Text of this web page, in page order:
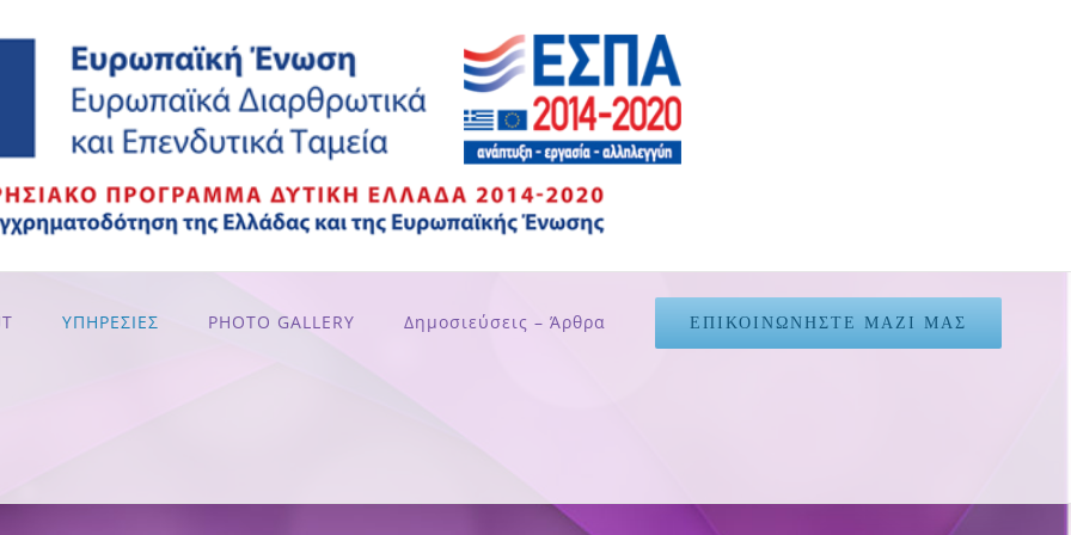
ΥΠΗΡΕΣΙΕΣ PHOTO GALLERY Δημοσιεύσεις – Άρθρα ΕΠΙΚΟΙΝΩΝΗΣΤΕ ΜΑΖΙ ΜΑΣ